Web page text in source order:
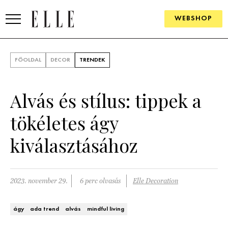
WEBSHOP
GOURMET AWARDS
SZÉPSÉG
KULTÚRA
PSZICHÉ
FŐOLDAL DECOR TRENDEK
Alvás és stílus: tippek a
tökéletes ágy
kiválasztásához
2023. november 29. 6 perc olvasás Elle Decoration
ágy ada trend alvás mindful living